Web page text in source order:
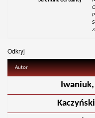
Odkryj
Autor